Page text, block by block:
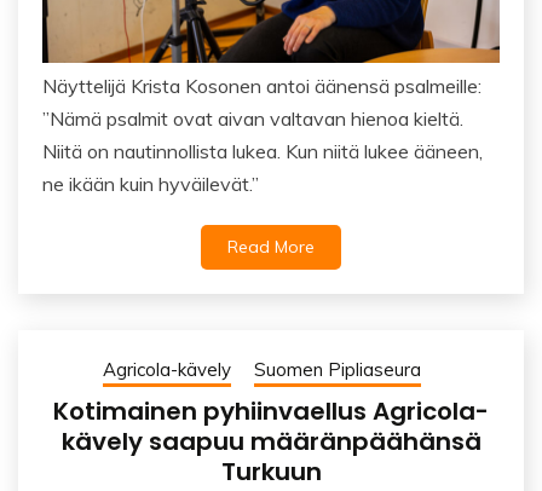
Näyttelijä Krista Kosonen antoi äänensä psalmeille:
”Nämä psalmit ovat aivan valtavan hienoa kieltä.
Niitä on nautinnollista lukea. Kun niitä lukee ääneen,
ne ikään kuin hyväilevät.”
Read More
Agricola-kävely Suomen Pipliaseura
Kotimainen pyhiinvaellus Agricola-
kävely saapuu määränpäähänsä
Turkuun